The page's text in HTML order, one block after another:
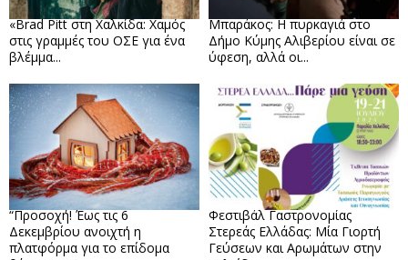
«Brad Pitt στη Χαλκίδα: Χαμός
στις γραμμές του ΟΣΕ για ένα
βλέμμα...
Μπαράκος: Η πυρκαγιά στο
Δήμο Κύμης Αλιβερίου είναι σε
ύφεση, αλλά οι...
“Προσοχή! Έως τις 6
Δεκεμβρίου ανοιχτή η
πλατφόρμα για το επίδομα
Φεστιβάλ Γαστρονομίας
Στερεάς Ελλάδας: Μία Γιορτή
Γεύσεων και Αρωμάτων στην